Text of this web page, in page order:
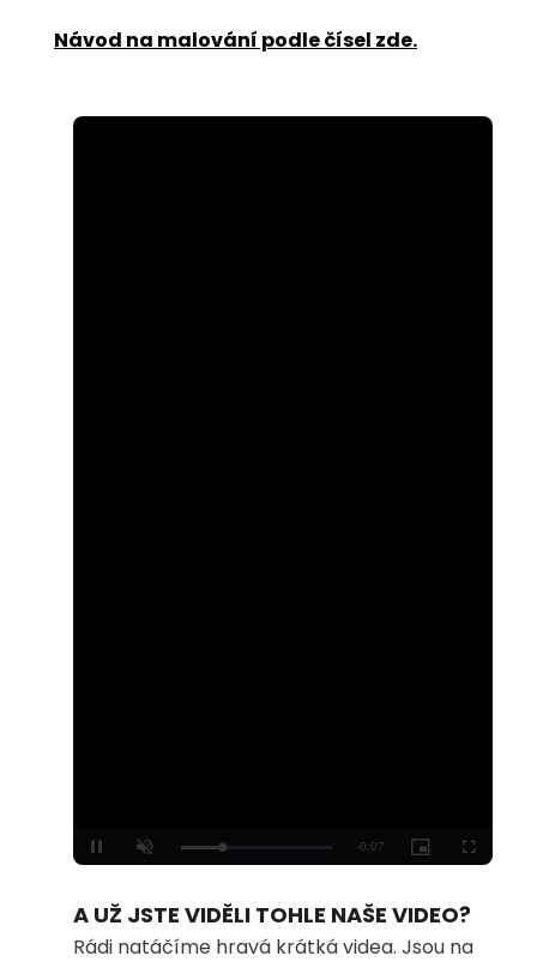
Návod na malování podle čísel zde.
Unmute
100.00%
A UŽ JSTE VIDĚLI TOHLE NAŠE VIDEO?
Rádi natáčíme hravá krátká videa. Jsou na